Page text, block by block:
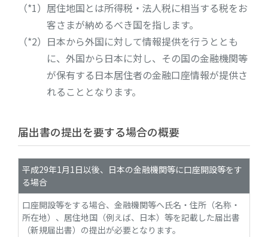
（*1） 居住地国とは所得税・法人税に相当する税をお
客さまが納めるべき国を指します。
（*2） 日本から外国に対して情報提供を行うととも
に、外国から日本に対し、その国の金融機関等
が保有する日本居住者の金融口座情報が提供さ
れることとなります。
届出書の提出を要する場合の概要
平成29年1月1日以後、日本の金融機関等に口座開設等をす
る場合
口座開設等をする場合、金融機関等へ氏名・住所（名称・
所在地）、居住地国（例えば、日本）等を記載した届出書
（新規届出書）の提出が必要となります。